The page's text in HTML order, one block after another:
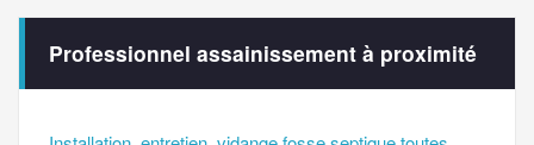
Professionnel assainissement à proximité